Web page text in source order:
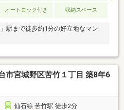
オートロック付き 収納スペース
駅まで徒歩約1分の好立地なマン
市宮城野区苦竹１丁目 築8年6
仙石線 苦竹駅 徒歩2分